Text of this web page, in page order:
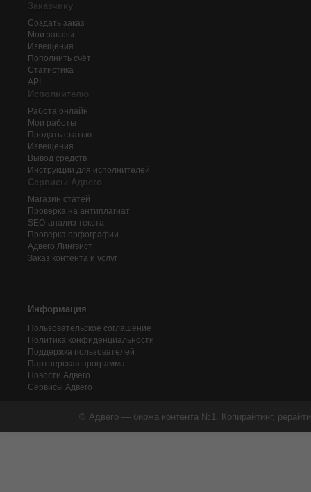
Заказчику
Создать заказ
Мои заказы
Извещения
Пополнить счёт
Статистика
API
Исполнителю
Работа онлайн
Мои работы
Продать статью
Извещения
Вывод средств
Инструкции для исполнителей
Сервисы Адвего
Магазин статей
Проверка на антиплагиат
SEO-анализ текста
Проверка орфографии
Адвего Лингвист
Заказ контента и услуг
Информация
Пользовательское соглашение
Политика конфиденциальности
Поддержка пользователей
Партнерская программа
Новости Адвего
Сервисы Адвего
© Адвего — биржа контента №1. Копирайтинг,